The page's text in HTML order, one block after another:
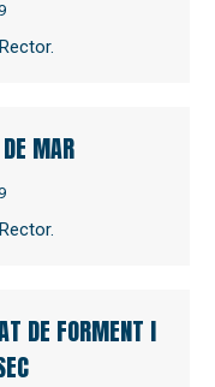
MAR
DE FORMENT I